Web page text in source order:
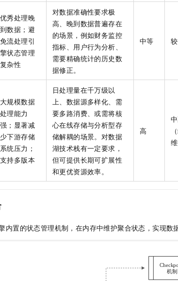
优秀处理晚
到数据；避
免流处理引
擎状态管理
复杂性
对数据准确性要求极
高、晚到数据普遍存在
的场景，例如财务监控
指标、用户行为分析、
需要精确统计的历史数
据修正。
中等
大规模数据
处理能力
强；显著减
少下游存储
系统压力；
支持多版本
日处理量在千万级以
上、数据源多样化、需
要多路消费、或需将核
心在线存储与分析型存
储解耦的场景。对数据
湖技术栈有一定要求，
但可提供长期可扩展性
和更优资源效率。
高
维
内置的状态管理机制，在内存中维护聚合状态，实现数
中增加一个 AI 助手
在企业官网、通讯软件中为客户提供 AI 客服
即刻拥有 DeepSeek-R1 满血版